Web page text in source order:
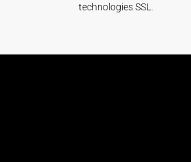
technologies SSL.